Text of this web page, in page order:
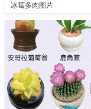
冰莓多肉图片